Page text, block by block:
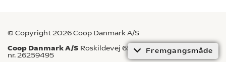
Fremgangsmåde
© Copyright 2026 Coop Danmark A/S
Coop Danmark A/S Roskildevej 65, 2620 Albertslund CVR-
nr. 26259495